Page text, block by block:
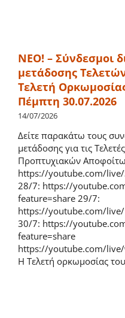
ΝΕΟ! – Σύνδεσμοι
μετάδοσης
Τελετή
Πέμπτη 30.07.2026
14/07/2026
Δείτε παρακάτω τους
μετάδοσης για τις
Προπτυχιακών
https://youtube.com/live/
28/7: https://
feature=share 29/7:
https://youtube.com/live/
30/7: https://
https://youtube.com/live/
Η Τελετή ορκωμοσίας